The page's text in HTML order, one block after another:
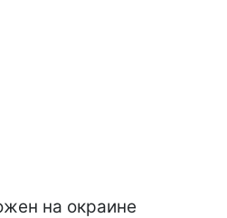
на окраине